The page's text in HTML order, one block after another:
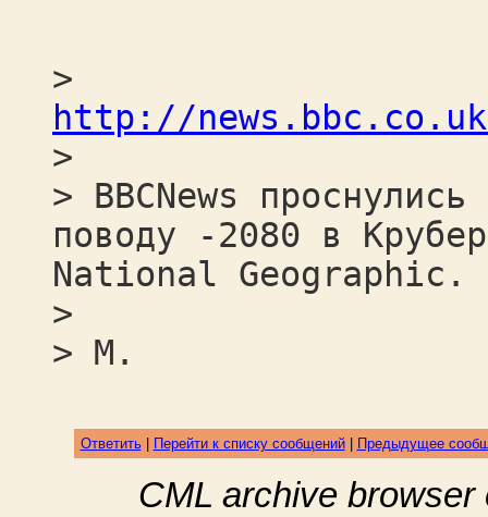
>
http://
>
> BBCNews
поводу -2080 в
National Geographic.
>
> M.
Ответить| Перейти к списку сообщений| Предыдущее
CML archive